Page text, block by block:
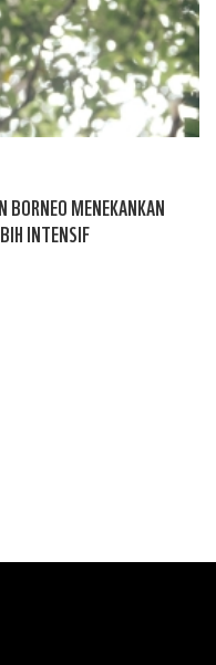
BORNEO MENEKANKAN
INTENSIF